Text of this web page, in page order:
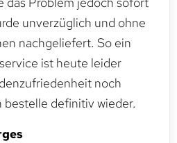
unverzüglich und ohne
nachgeliefert. So ein
ist heute leider
noch
bestelle definitiv wieder.